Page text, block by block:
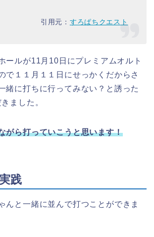
引用元： すろぱちクエスト
ールが11月10日にプレミアムオルト
で１１月１１日にせっかくだからさ
緒に打ちに行ってみない？と誘った
ました。
がら打っていこうと思います！
践
んと一緒に並んで打つことができま